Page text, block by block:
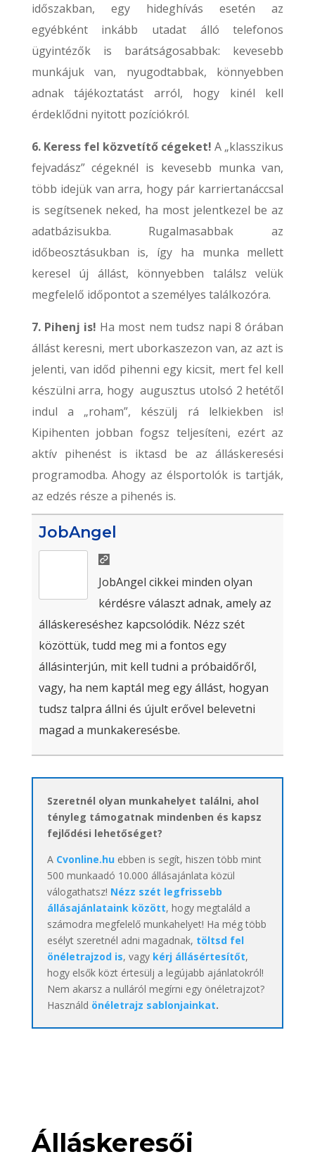
időszakban, egy hideghívás esetén az
egyébként inkább utadat álló telefonos
ügyintézők is barátságosabbak: kevesebb
munkájuk van, nyugodtabbak, könnyebben
adnak tájékoztatást arról, hogy kinél kell
érdeklődni nyitott pozíciókról.
6. Keress fel közvetítő cégeket! A „klasszikus
fejvadász” cégeknél is kevesebb munka van,
több idejük van arra, hogy pár karriertanáccsal
is segítsenek neked, ha most jelentkezel be az
adatbázisukba. Rugalmasabbak az
időbeosztásukban is, így ha munka mellett
keresel új állást, könnyebben találsz velük
megfelelő időpontot a személyes találkozóra.
7. Pihenj is! Ha most nem tudsz napi 8 órában
állást keresni, mert uborkaszezon van, az azt is
jelenti, van időd pihenni egy kicsit, mert fel kell
készülni arra, hogy augusztus utolsó 2 hetétől
indul a „roham”, készülj rá lelkiekben is!
Kipihenten jobban fogsz teljesíteni, ezért az
aktív pihenést is iktasd be az álláskeresési
programodba. Ahogy az élsportolók is tartják,
az edzés része a pihenés is.
JobAngel
JobAngel cikkei minden olyan
kérdésre választ adnak, amely az
álláskereséshez kapcsolódik. Nézz szét
közöttük, tudd meg mi a fontos egy
állásinterjún, mit kell tudni a próbaidőről,
vagy, ha nem kaptál meg egy állást, hogyan
tudsz talpra állni és újult erővel belevetni
magad a munkakeresésbe.
Szeretnél olyan munkahelyet találni, ahol
tényleg támogatnak mindenben és kapsz
fejlődési lehetőséget?
A Cvonline.huebben is segít, hiszen több mint
500 munkaadó 10.000 állásajánlata közül
válogathatsz! Nézz szét legfrissebb
állásajánlataink között, hogy megtaláld a
számodra megfelelő munkahelyet! Ha még több
esélyt szeretnél adni magadnak, töltsd fel
önéletrajzod is, vagy kérj állásértesítőt,
hogy elsők közt értesülj a legújabb ajánlatokról!
Nem akarsz a nulláról megírni egy önéletrajzot?
Használd önéletrajz sablonjainkat.
Álláskeresői